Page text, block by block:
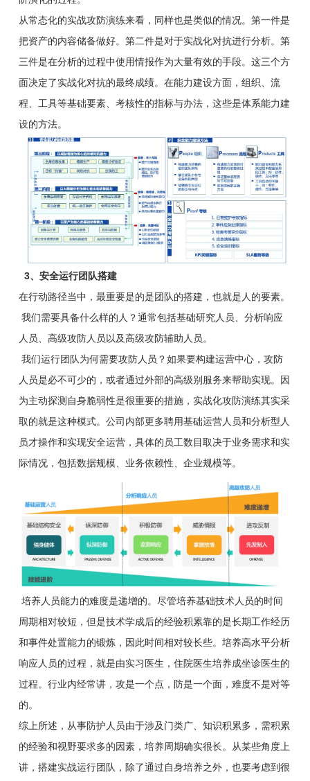
从常态化的实战攻防演练来看，同样也是类似的情况。第一件是
把资产的内容储备做好。第二件是对于实战化对抗进行分析。第
三件是在分析的过程中使用情报作为大量有效的手段。这三个方
面决定了实战化对抗的最终成绩。在能力建设方面，组织、流
程、工具等基础要素、考核性的指标与办法，这些是体系能力建
设的方法。
3、安全运行团队搭建
在行动路径当中，最重要是的是团队的搭建，也就是人的要素。
我们需要具备什么样的人？通常包括基础研究人员、分析响应
人员、高级攻防人员以及高级攻防辅助人员。
我们运行团队为何需要攻防人员？如果要构建运营中心，攻防
人员是必不可少的，或者通过外部的高级别服务来帮助实现。因
为主动探测自身脆弱性是很重要的措施，实战化攻防演练其实采
取的就是这种模式。公司内部更多聘用基础运营人员和分析型人
员才操作和实现安全运营，具体的员工数目取决于业务需求和实
际情况，包括数据规模、业务依赖性、企业规模等。
培养人员能力的难度是递增的。尽管培养基础技术人员的时间
周期相对较短，但是技术学成后的经验积累靠的是长期工作经历
和事件处置能力的锻炼，因此时间相对较长些。培养高水平分析
响应人员的过程，就是由实习医生，住院医生培养成坐诊医生的
过程。行业内经常讲，攻是一个点，防是一个面，难度不是对等
的。
综上所述，从事防护人员由于涉及门类广、知识积累多，需积累
的经验和视野要求多的因素，培养周期确实很长。从某些角度上
讲，搭建实战运行团队，除了通过自身培养之外，也要考虑到很